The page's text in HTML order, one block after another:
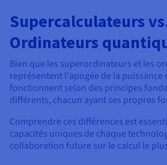
Supercalculateurs
Ordinateurs
Bien que les superordinateurs et les
représentent l'apogée de la puissance
fonctionnent selon des principes
différents, chacun ayant ses propres
Comprendre ces différences est
capacités uniques de chaque
collaboration future sur le calcul le